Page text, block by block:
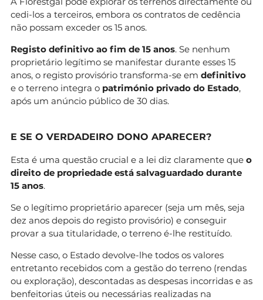
cedi-los a terceiros, embora os contratos de cedência
não possam exceder os 15 anos.
Registo definitivo ao fim de 15 anos. Se nenhum
proprietário legítimo se manifestar durante esses 15
anos, o registo provisório transforma-se em definitivo
e o terreno integra o património privado do Estado,
após um anúncio público de 30 dias.
E SE O VERDADEIRO DONO APARECER?
Esta é uma questão crucial e a lei diz claramente que o
direito de propriedade está salvaguardado durante
15 anos.
Se o legítimo proprietário aparecer (seja um mês, seja
dez anos depois do registo provisório) e conseguir
provar a sua titularidade, o terreno é-lhe restituído.
Nesse caso, o Estado devolve-lhe todos os valores
entretanto recebidos com a gestão do terreno (rendas
ou exploração), descontadas as despesas incorridas e as
benfeitorias úteis ou necessárias realizadas na